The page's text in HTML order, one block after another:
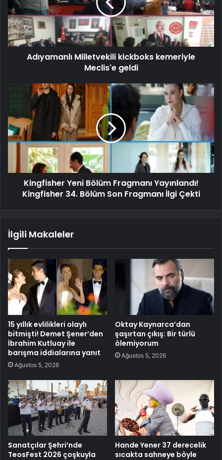
Adıyamanlı Milletvekili kickboks kemeriyle
Meclis'e geldi
Kingfisher Yeni Bölüm Fragmanı Yayınlandı!
Kingfisher 34. Bölüm Son Fragmanı İlgi Çekti
İlgili Makaleler
15 yıllık evlilikleri olaylı
bitmişti! Demet Şener’den
İbrahim Kutluay ile
barışma iddialarına yanıt
Ağustos 5, 2026
Oktay Kaynarca’dan
şaşırtan çıkış: Bir türlü
ölemiyorum
Ağustos 5, 2026
Sanatçılar Şehri’nde
TeosFest 2026 çoşkuyla
Hande Yener 37 derecelik
sıcakta sahneye böyle